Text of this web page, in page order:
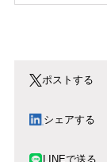
Xポストする
シェアする
LINELINEで送る